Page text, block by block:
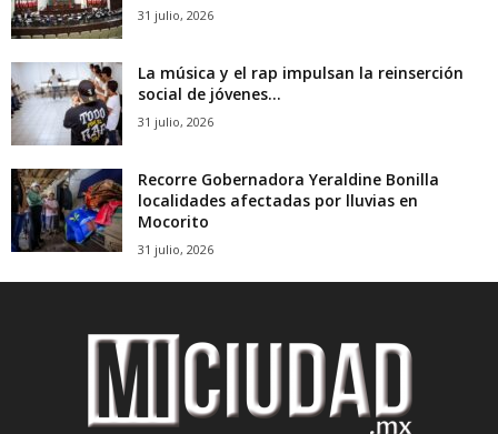
31 julio, 2026
La música y el rap impulsan la reinserción
social de jóvenes...
31 julio, 2026
Recorre Gobernadora Yeraldine Bonilla
localidades afectadas por lluvias en
Mocorito
31 julio, 2026